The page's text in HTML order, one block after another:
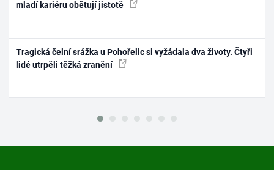
mladí kariéru obětují jistotě
Tragická čelní srážka u Pohořelic si vyžádala dva životy. Čtyři
lidé utrpěli těžká zranění